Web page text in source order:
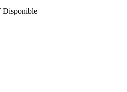
Disponible